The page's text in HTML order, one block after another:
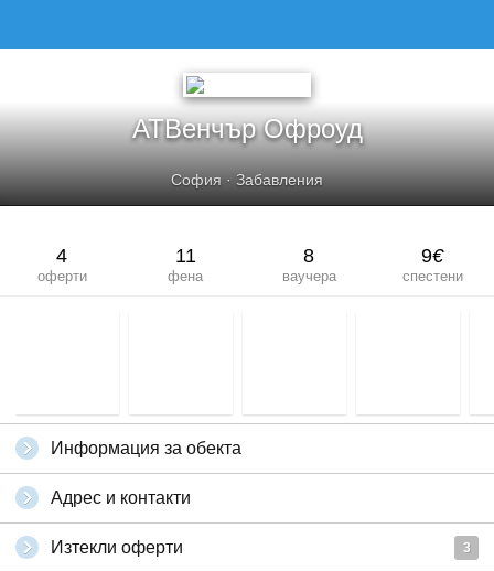
АТВенчър Офроуд
София · Забавления
4
оферти
11
фена
8
ваучера
9€
спестени
Информация за обекта
Адрес и контакти
Изтекли оферти 3